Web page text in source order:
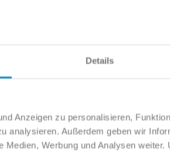
Details
Anzeigen zu personalisieren,
analysieren. Außerdem geben wir
Medien, Werbung und Analysen
Licht